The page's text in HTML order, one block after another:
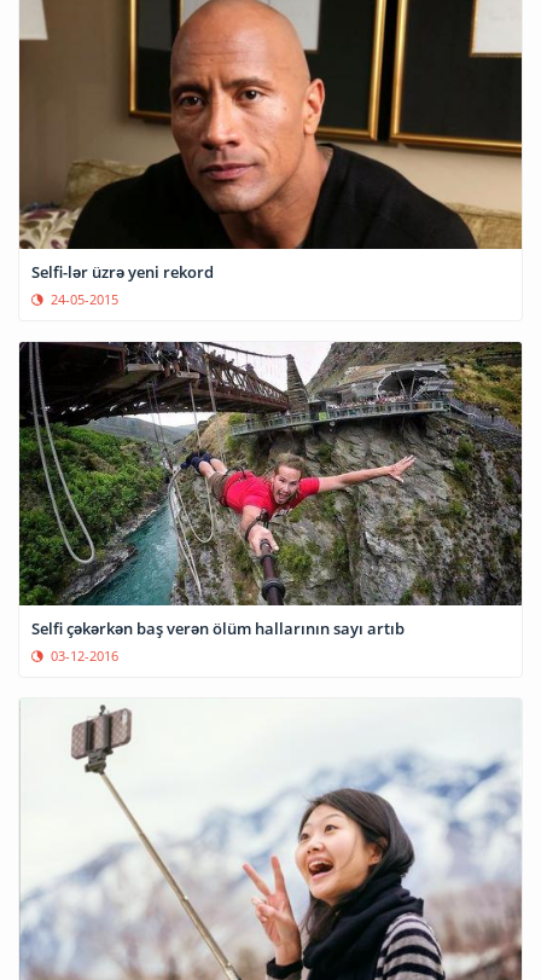
Selfi-lər üzrə yeni rekord
24-05-2015
Selfi çəkərkən baş verən ölüm hallarının sayı artıb
03-12-2016